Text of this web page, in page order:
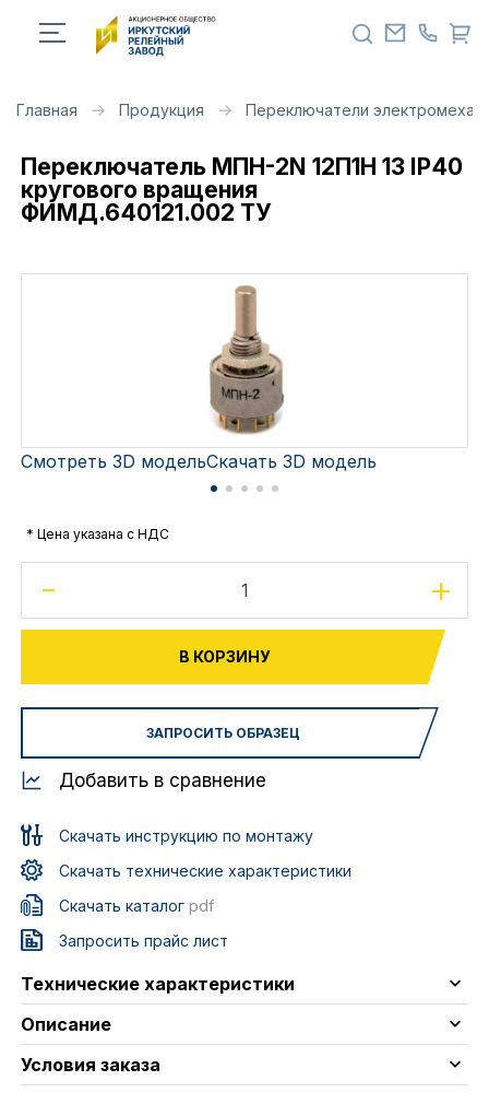
Главная Продукция Переключатели
Переключатель МПН-2N 12П1Н 13 IP40
кругового вращения
ФИМД.640121.002 ТУ
Смотреть 3D модельСкачать 3D модель
* Цена указана с НДС
- +
В КОРЗИНУ
ЗАПРОСИТЬ ОБРАЗЕЦ
Добавить в сравнение
Скачать инструкцию по монтажу
Скачать технические характеристики
Скачать каталогpdf
Запросить прайс лист
Технические характеристики
Описание
Условия заказа